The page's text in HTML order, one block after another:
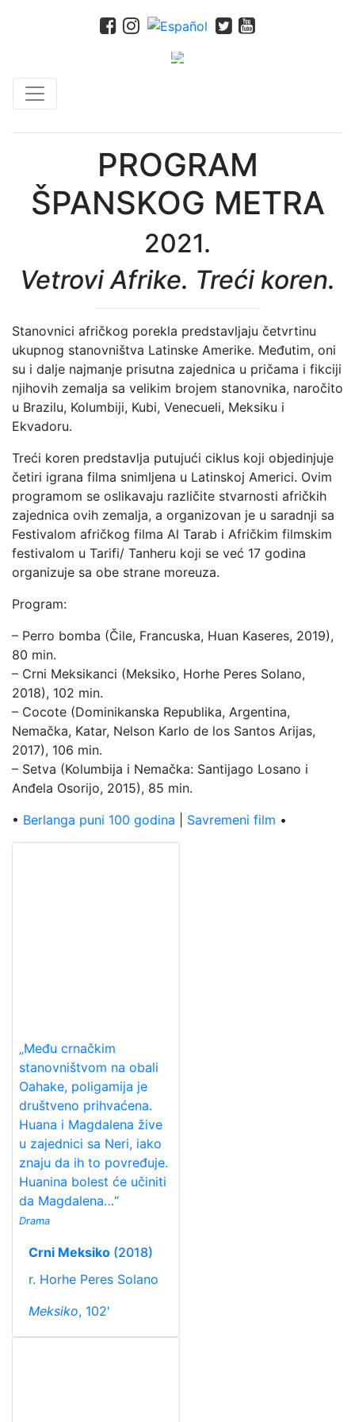
PROGRAM
ŠPANSKOG METRA
2021.
Vetrovi Afrike. Treći koren.
Stanovnici afričkog porekla predstavljaju četvrtinu
ukupnog stanovništva Latinske Amerike. Međutim, oni
su i dalje najmanje prisutna zajednica u pričama i fikciji
njihovih zemalja sa velikim brojem stanovnika, naročito
u Brazilu, Kolumbiji, Kubi, Venecueli, Meksiku i
Ekvadoru.
Treći koren predstavlja putujući ciklus koji objedinjuje
četiri igrana filma snimljena u Latinskoj Americi. Ovim
programom se oslikavaju različite stvarnosti afričkih
zajednica ovih zemalja, a organizovan je u saradnji sa
Festivalom afričkog filma Al Tarab i Afričkim filmskim
festivalom u Tarifi/ Tanheru koji se već 17 godina
organizuje sa obe strane moreuza.
Program:
– Perro bomba (Čile, Francuska, Huan Kaseres, 2019),
80 min.
– Crni Meksikanci (Meksiko, Horhe Peres Solano,
2018), 102 min.
– Cocote (Dominikanska Republika, Argentina,
Nemačka, Katar, Nelson Karlo de los Santos Arijas,
2017), 106 min.
– Setva (Kolumbija i Nemačka: Santijago Losano i
Anđela Osorijo, 2015), 85 min.
• Berlanga puni 100 godina Savremeni film •
„Među crnačkim
stanovništvom na obali
Oahake, poligamija je
društveno prihvaćena.
Huana i Magdalena žive
u zajednici sa Neri, iako
znaju da ih to povređuje.
Huanina bolest će učiniti
da Magdalena…“
Drama
Crni Meksiko (2018)
r. Horhe Peres Solano
Meksiko, 102'